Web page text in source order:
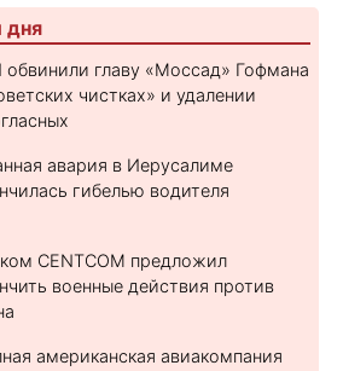
дня
главу «Моссад» Гофмана
чистках» и удалении
авария в Иерусалиме
гибелью водителя
CENTCOM предложил
военные действия против
американская авиакомпания